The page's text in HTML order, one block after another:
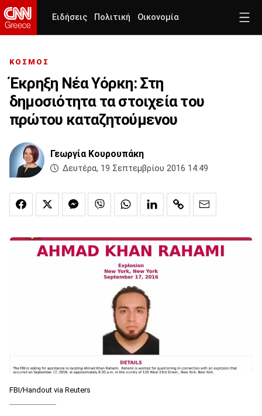
Ειδήσεις Πολιτική Οικονομία
ΚΟΣΜΟΣ
Έκρηξη Νέα Υόρκη: Στη
δημοσιότητα τα στοιχεία του
πρώτου καταζητούμενου
Γεωργία Κουρουπάκη
Δευτέρα, 19 Σεπτεμβρίου 2016 14:49
FBI/Handout via Reuters